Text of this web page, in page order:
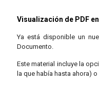
Visualización de PDF
Ya está disponible un
Documento.
Este material incluye la
la que había hasta ahora)